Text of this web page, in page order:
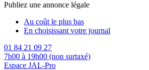
Publiez une annonce légale
Au coût le plus bas
En choisissant votre journal
01 84 21 09 27
7h00 à 19h00 (non surtaxé)
Espace JAL-Pro